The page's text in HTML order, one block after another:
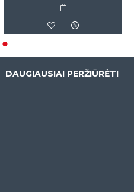
DAUGIAUSIAI PERŽIŪRĖTI